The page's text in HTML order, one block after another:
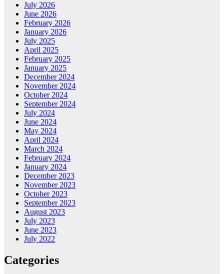
July 2026
June 2026
February 2026
January 2026
July 2025
April 2025
February 2025
January 2025
December 2024
November 2024
October 2024
September 2024
July 2024
June 2024
May 2024
April 2024
March 2024
February 2024
January 2024
December 2023
November 2023
October 2023
September 2023
August 2023
July 2023
June 2023
July 2022
Categories